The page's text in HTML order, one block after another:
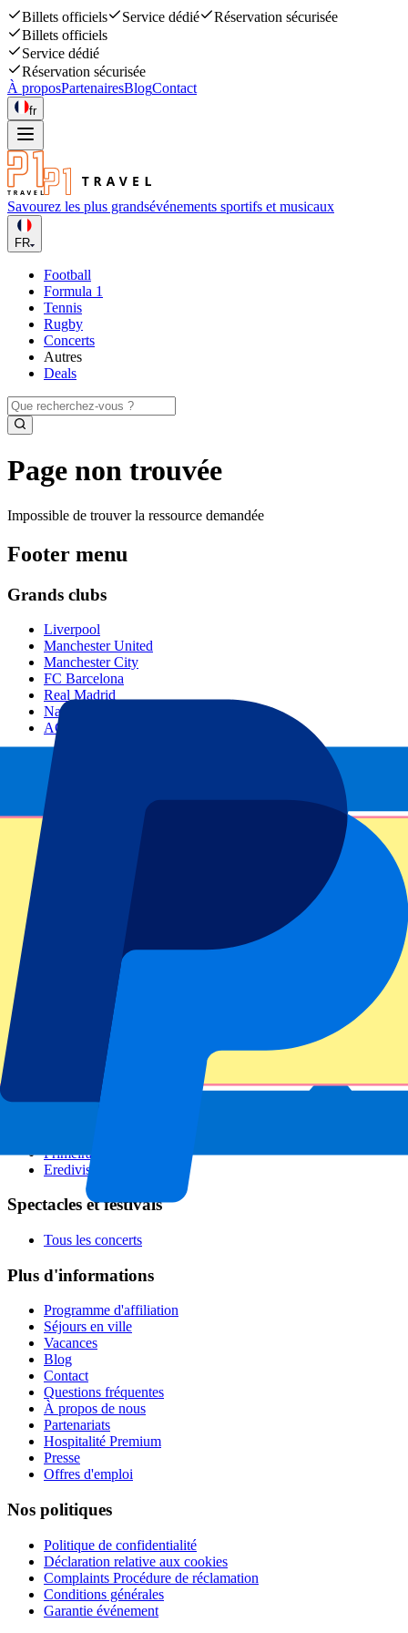
Billets officiels Service dédié
Réservation sécurisée
Billets officiels
Service dédié
Réservation sécurisée
À proposPartenairesBlogContact
fr
Savourez les plus grandsévénements sportifs et musicaux
FR
Football
Formula 1
Tennis
Rugby
Concerts
Autres
Deals
Page non trouvée
Impossible de trouver la ressource demandée
Footer menu
Grands clubs
Liverpool
Manchester United
Manchester City
FC Barcelona
Real Madrid
Napoli
AC Milan
Événements populaires
GP Espagne
Tous les sports
Championnats de football
Ligue des Champions
Premier League
Serie A
Primeira Liga
Eredivisie
Spectacles et festivals
Tous les concerts
Plus d'informations
Programme d'affiliation
Séjours en ville
Vacances
Blog
Contact
Questions fréquentes
À propos de nous
Partenariats
Hospitalité Premium
Presse
Offres d'emploi
Nos politiques
Politique de confidentialité
Déclaration relative aux cookies
Complaints Procédure de réclamation
Conditions générales
Garantie événement